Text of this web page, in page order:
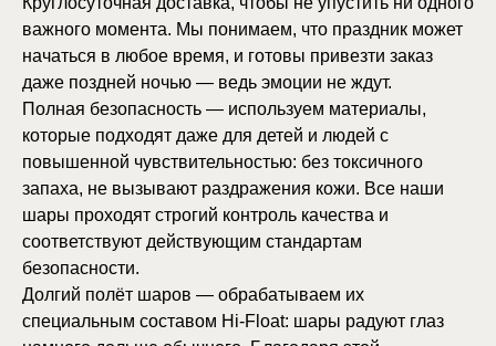
важного момента. Мы понимаем, что праздник может
начаться в любое время, и готовы привезти заказ
даже поздней ночью — ведь эмоции не ждут.
Полная безопасность — используем материалы,
которые подходят даже для детей и людей с
повышенной чувствительностью: без токсичного
запаха, не вызывают раздражения кожи. Все наши
шары проходят строгий контроль качества и
соответствуют действующим стандартам
безопасности.
Долгий полёт шаров — обрабатываем их
специальным составом Hi‑Float: шары радуют глаз